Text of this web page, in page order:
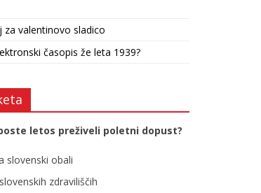
za valentinovo sladico
časopis že leta 1939?
letos preživeli poletni dopust?
slovenski obali
zdraviliščih